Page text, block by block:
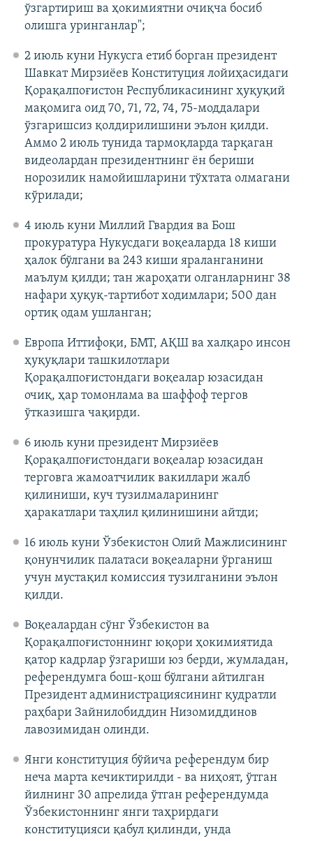
ўзгартириш ва ҳокимиятни очиқча босиб
олишга уринганлар";
2 июль куни Нукусга етиб борган президент
Шавкат Мирзиёев Конституция лойиҳасидаги
Қорақалпоғистон Республикасининг ҳуқуқий
мақомига оид 70, 71, 72, 74, 75-моддалари
ўзгаришсиз қолдирилишини эълон қилди.
Аммо 2 июль тунида тармоқларда тарқаган
видеолардан президентнинг ён бериши
норозилик намойишларини тўхтата олмагани
кўрилади;
4 июль куни Миллий Гвардия ва Бош
прокуратура Нукусдаги воқеаларда 18 киши
ҳалок бўлгани ва 243 киши яраланганини
маълум қилди; тан жароҳати олганларнинг 38
нафари ҳуқуқ-тартибот ходимлари; 500 дан
ортиқ одам ушланган;
Европа Иттифоқи, БМТ, АҚШ ва халқаро инсон
ҳуқуқлари ташкилотлари
Қорақалпоғистондаги воқеалар юзасидан
очиқ, ҳар томонлама ва шаффоф тергов
ўтказишга чақирди.
6 июль куни президент Мирзиёев
Қорақалпоғистондаги воқеалар юзасидан
терговга жамоатчилик вакиллари жалб
қилиниши, куч тузилмаларининг
ҳаракатлари таҳлил қилинишини айтди;
16 июль куни Ўзбекистон Олий Мажлисининг
қонунчилик палатаси воқеаларни ўрганиш
учун мустақил комиссия тузилганини эълон
қилди.
Воқеалардан сўнг Ўзбекистон ва
Қорақалпоғистоннинг юқори ҳокимиятида
қатор кадрлар ўзгариши юз берди, жумладан,
референдумга бош-қош бўлгани айтилган
Президент администрациясининг қудратли
раҳбари Зайнилобиддин Низомиддинов
лавозимидан олинди.
Янги конституция бўйича референдум бир
неча марта кечиктирилди - ва ниҳоят, ўтган
йилнинг 30 апрелида ўтган референдумда
Ўзбекистоннинг янги таҳрирдаги
конституцияси қабул қилинди, унда